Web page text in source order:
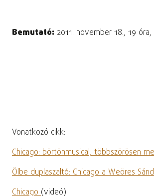
Bemutató: 2011. november 18., 19
Vonatkozó cikk:
Chicago: börtönmusical, többszörösen
Ölbe duplaszaltó: Chicago a Weöres
Chicago(videó)